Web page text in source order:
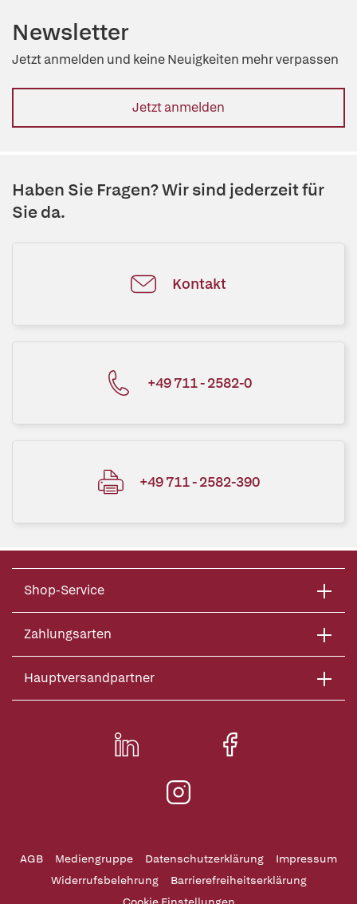
Newsletter
Jetzt anmelden und keine Neuigkeiten mehr verpassen
Jetzt anmelden
Haben Sie Fragen? Wir sind jederzeit für
Sie da.
Kontakt
+49 711 - 2582-0
+49 711 - 2582-390
Shop-Service
Zahlungsarten
Hauptversandpartner
AGB Mediengruppe Datenschutzerklärung
Impressum
Widerrufsbelehrung
Barrierefreiheitserklärung